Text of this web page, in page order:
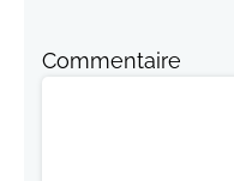
Commentaire